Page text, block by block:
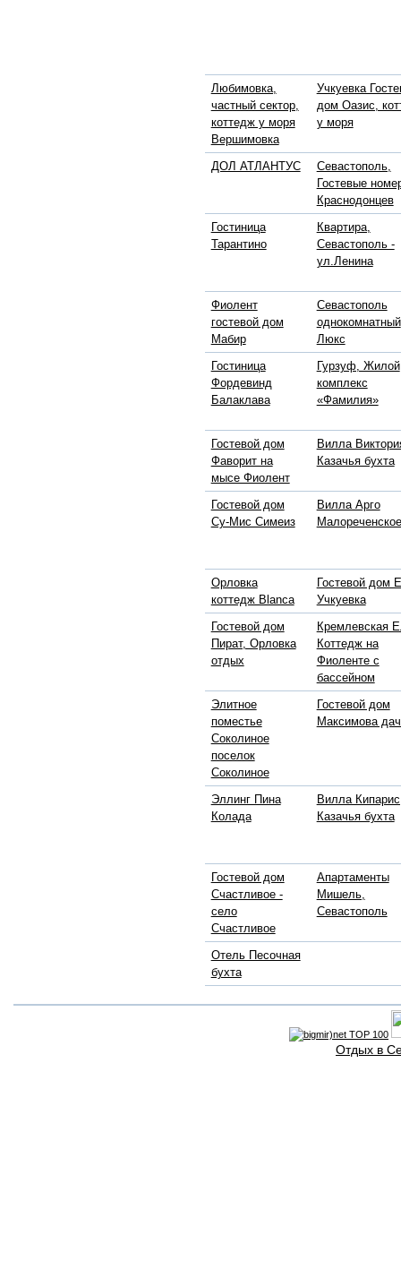
Любимовка,
частный сектор,
коттедж у моря
Вершимовка
Учкуевка
дом Оазис,
у моря
ДОЛ АТЛАНТУС
Севастополь,
Гостевые
Краснодонцев
Гостиница
Тарантино
Квартира,
Севастополь -
ул.Ленина
Фиолент
гостевой дом
Мабир
Севастополь
однокомнатный
Люкс
Гостиница
Фордевинд
Балаклава
Гурзуф, Жилой
комплекс
«Фамилия»
Гостевой дом
Фаворит на
мысе Фиолент
Вилла
Казачья бухта
Гостевой дом
Су-Мис Симеиз
Вилла Арго
Малореченское
Орловка
коттедж Blanca
Гостевой дом
Учкуевка
Гостевой дом
Пират, Орловка
отдых
Кремлевская
Коттедж на
Фиоленте с
бассейном
Элитное
поместье
Соколиное
поселок
Соколиное
Гостевой дом
Максимова
Эллинг Пина
Колада
Вилла
Казачья бухта
Гостевой дом
Счастливое -
село
Счастливое
Апартаменты
Мишель,
Севастополь
Отель Песочная
бухта
Отдых в